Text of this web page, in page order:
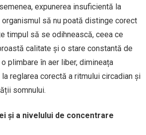
expunerea insuficientă la
să nu poată distinge corect
timpul să se odihnească, ceea ce
calitate și o stare constantă de
plimbare în aer liber, dimineața
reglarea corectă a ritmului circadian și
somnului.
și a nivelului de concentrare